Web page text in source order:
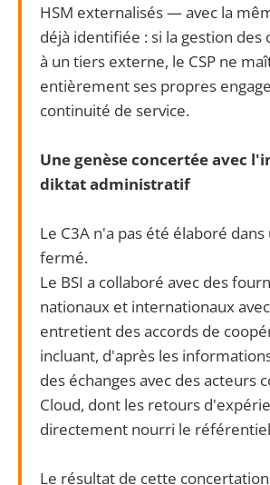
HSM externalisés — avec la
déjà identifiée : si la gestion des
à un tiers externe, le CSP ne
entièrement ses propres
continuité de service.
Une genèse concertée avec
diktat administratif
Le C3A n'a pas été élaboré
fermé.
Le BSI a collaboré avec des
nationaux et internationaux
entretient des accords de
incluant, d'après les
des échanges avec des acteurs
Cloud, dont les retours
directement nourri le
Le résultat de cette